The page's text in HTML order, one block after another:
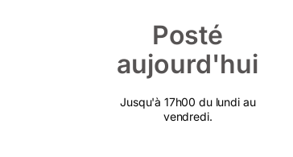
Posté
aujourd'hui
Jusqu'à 17h00 du lundi au
vendredi.